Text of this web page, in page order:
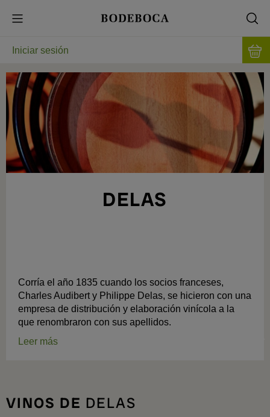
Iniciar sesión
DELAS
Corría el año 1835 cuando los socios franceses,
Charles Audibert y Philippe Delas, se hicieron con una
empresa de distribución y elaboración vinícola a la
que renombraron con sus apellidos.
Leer más
VINOS DE DELAS